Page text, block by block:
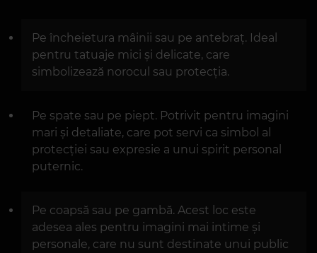
Pe încheietura mâinii sau pe antebraț. Ideal
pentru tatuaje mici și delicate, care
simbolizează norocul sau protecția.
Pe spate sau pe piept. Potrivit pentru imagini
mari și detaliate, care pot servi ca simbol al
protecției sau expresie a unui spirit personal
puternic.
Pe coapsă sau pe gambă. Acest loc este
adesea ales pentru imagini mai intime și
personale, care nu sunt destinate unui public